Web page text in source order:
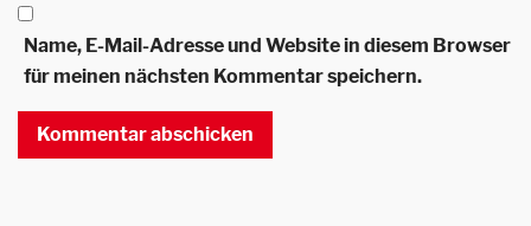
Name, E-Mail-Adresse und Website in diesem Browser
für meinen nächsten Kommentar speichern.